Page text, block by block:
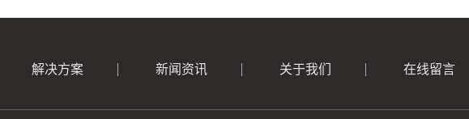
解决方案 新闻资讯 关于我们 在线留言